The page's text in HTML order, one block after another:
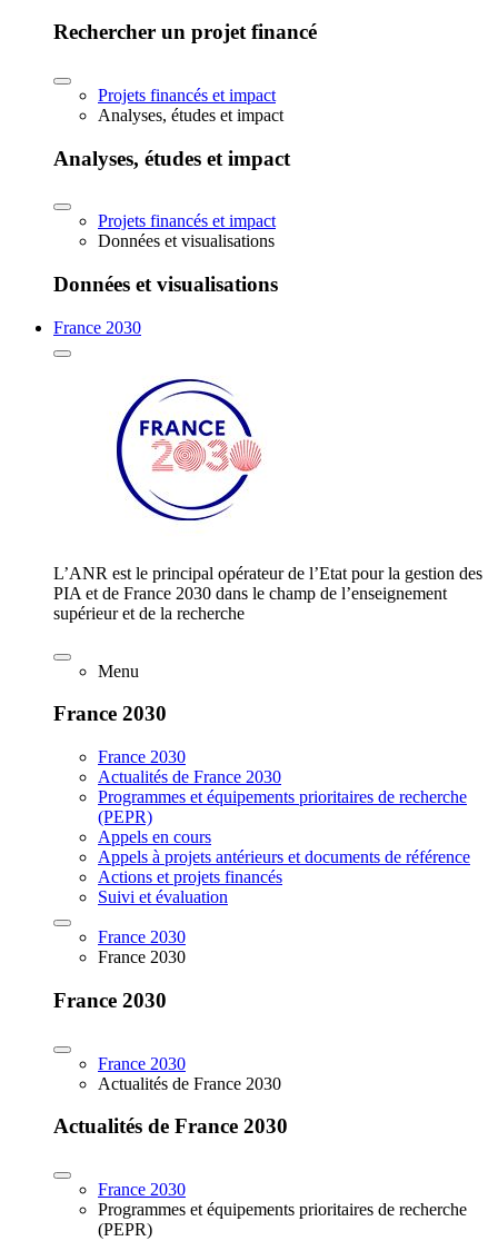
Rechercher un projet financé
Projets financés et impact
Analyses, études et impact
Analyses, études et impact
Projets financés et impact
Données et visualisations
Données et visualisations
France 2030
L’ANR est le principal opérateur de l’Etat pour la gestion des
PIA et de France 2030 dans le champ de l’enseignement
supérieur et de la recherche
Menu
France 2030
France 2030
Actualités de France 2030
Programmes et équipements prioritaires de recherche
(PEPR)
Appels en cours
Appels à projets antérieurs et documents de référence
Actions et projets financés
Suivi et évaluation
France 2030
France 2030
France 2030
France 2030
Actualités de France 2030
Actualités de France 2030
France 2030
Programmes et équipements prioritaires de recherche
(PEPR)